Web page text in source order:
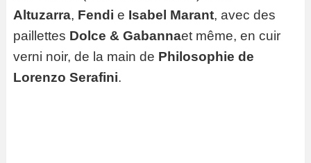
Altuzarra, Fendi e Isabel Marant, avec des
paillettes Dolce & Gabannaet même, en cuir
verni noir, de la main de Philosophie de
Lorenzo Serafini.